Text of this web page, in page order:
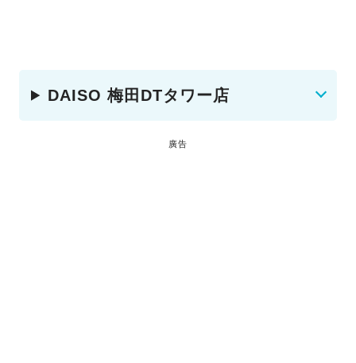
DAISO 梅田DTタワー店
廣告